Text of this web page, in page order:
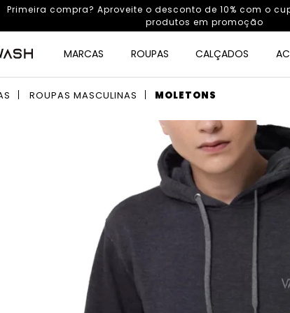
Primeira compra? Aproveite o desconto de 10% com o
produtos em promoção
MARCAS ROUPAS CALÇADOS
ROUPAS MASCULINAS MOLETONS